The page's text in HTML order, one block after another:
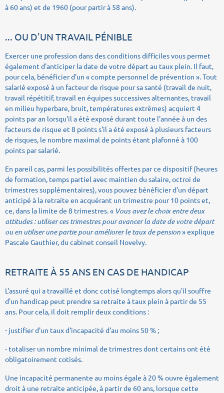
à 60 ans) et de 1960 (pour partir à 58 ans).
... OU D'UN TRAVAIL PÉNIBLE
Exercer une profession dans des conditions difficiles vous permet
également d'anticiper la date de votre départ au taux plein. Il faut,
pour cela, bénéficier d'un « compte personnel de prévention ». Tout
salarié exposé à un facteur de risque pour sa santé (travail de nuit,
travail répétitif, travail en équipes successives alternantes, travail
en milieu hyperbare, bruit, températures extrêmes) acquiert 4
points par an lorsqu'il a été exposé durant toute l'année à un des
facteurs de risque et 8 points s'il a été exposé à plusieurs facteurs
de risques, le nombre maximal de points étant plafonné à 100
points par salarié.
En pareil cas, parmi les possibilités offertes par ce dispositif (heures
de formation, temps partiel avec maintien du salaire, octroi de
trimestres supplémentaires), vous pouvez bénéficier d'un départ
anticipé à la retraite en acquérant un trimestre pour 10 points et,
ce, dans la limite de 8 trimestres. « Vous avez le choix entre deux
attitudes : utiliser ces trimestres pour avancer la date de votre départ
ou en utiliser une partie pour améliorer le taux de pension» explique
Pascale Gauthier, du cabinet conseil Novelvy.
RETRAITE À 55 ANS EN CAS DE HANDICAP
L'assuré qui a travaillé et donc cotisé longtemps alors qu'il souffre
d'un handicap peut prendre sa retraite à taux plein à partir de 55
ans. Pour cela, il doit remplir deux conditions :
- justifier d'un taux d'incapacité d'au moins 50 % ;
- totaliser un nombre minimal de trimestres dont certains ont été
obligatoirement cotisés.
Une incapacité permanente au moins égale à 20 % ouvre également
droit à une retraite anticipée, à partir de 60 ans, lorsque cette